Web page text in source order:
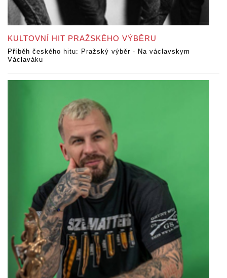
KULTOVNÍ HIT PRAŽSKÉHO VÝBĚRU
Příběh českého hitu: Pražský výběr - Na václavskym
Václaváku